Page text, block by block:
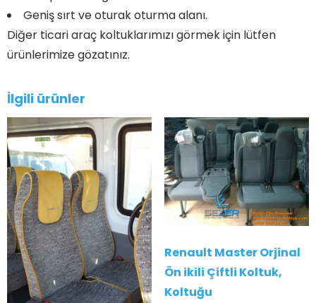
Geniş sırt ve oturak oturma alanı.
Diğer ticari araç koltuklarımızı görmek için lütfen
ürünlerimize gözatınız.
İlgili ürünler
Renault Master Orjinal
Ön ikili Çiftli Koltuk,
Koltuğu